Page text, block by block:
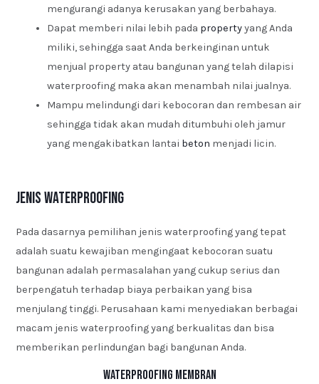
mengurangi adanya kerusakan yang berbahaya.
Dapat memberi nilai lebih pada propertyyang Anda
miliki, sehingga saat Anda berkeinginan untuk
menjual property atau bangunan yang telah dilapisi
waterproofing maka akan menambah nilai jualnya.
Mampu melindungi dari kebocoran dan rembesan air
sehingga tidak akan mudah ditumbuhi oleh jamur
yang mengakibatkan lantai beton menjadi licin.
Jenis Waterproofing
Pada dasarnya pemilihan jenis waterproofing yang tepat
adalah suatu kewajiban mengingaat kebocoran suatu
bangunan adalah permasalahan yang cukup serius dan
berpengatuh terhadap biaya perbaikan yang bisa
menjulang tinggi. Perusahaan kami menyediakan berbagai
macam jenis waterproofing yang berkualitas dan bisa
memberikan perlindungan bagi bangunan Anda.
Waterproofing Membran